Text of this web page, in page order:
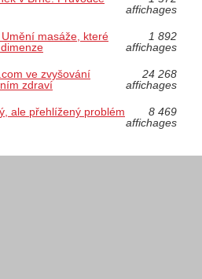
affichages
masáže, které
1 892
affichages
ve zvyšování
zdraví
24 268
affichages
ale přehlížený problém
8 469
affichages